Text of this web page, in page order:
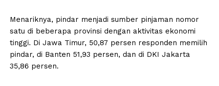
Menariknya, pindar menjadi sumber pinjaman nomor
satu di beberapa provinsi dengan aktivitas ekonomi
tinggi. Di Jawa Timur, 50,87 persen responden memilih
pindar, di Banten 51,93 persen, dan di DKI Jakarta
35,86 persen.